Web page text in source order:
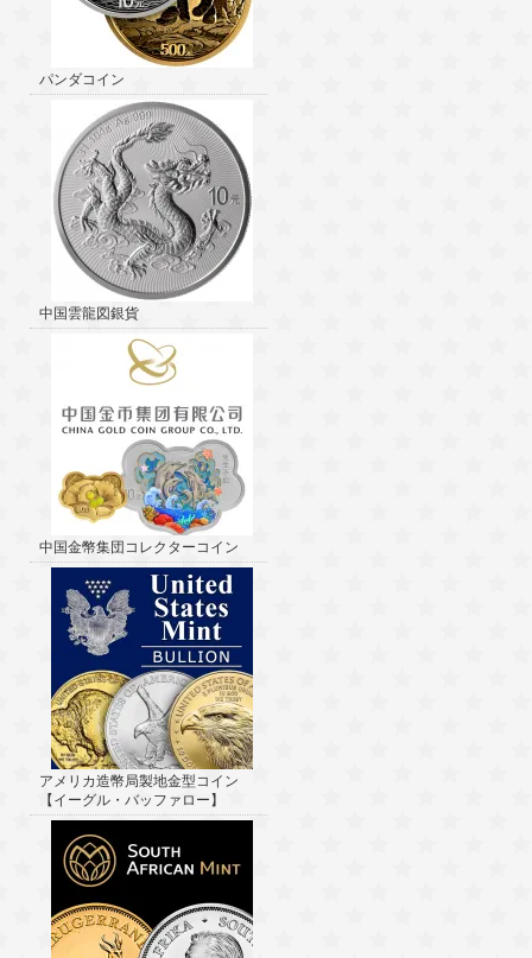
パンダコイン
中国雲龍図銀貨
中国金幣集団コレクターコイン
アメリカ造幣局製地金型コイン
【イーグル・バッファロー】